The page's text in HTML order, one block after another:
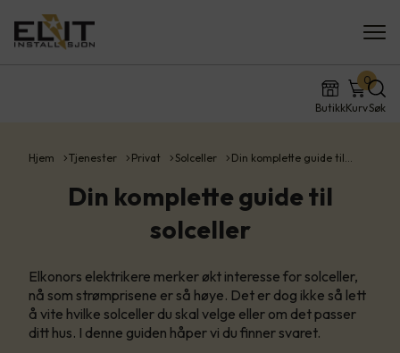
ButikkKurv
0
Søk
Hjem Tjenester Privat Solceller Din komplette guide til…
Din komplette guide til
solceller
Elkonors elektrikere merker økt interesse for solceller,
nå som strømprisene er så høye. Det er dog ikke så lett
å vite hvilke solceller du skal velge eller om det passer
ditt hus. I denne guiden håper vi du finner svaret.